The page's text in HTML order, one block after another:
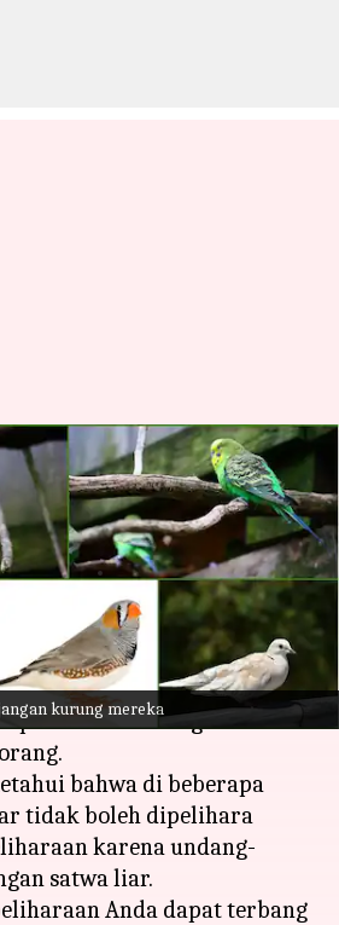
kurung mereka
jinak yang
hewan
Jul 13, 2023 12:22 pm
yang ramah, lembut,
membawa kegembiraan
bahwa di beberapa
tidak boleh dipelihara
karena undang-
satwa liar.
Anda dapat terbang